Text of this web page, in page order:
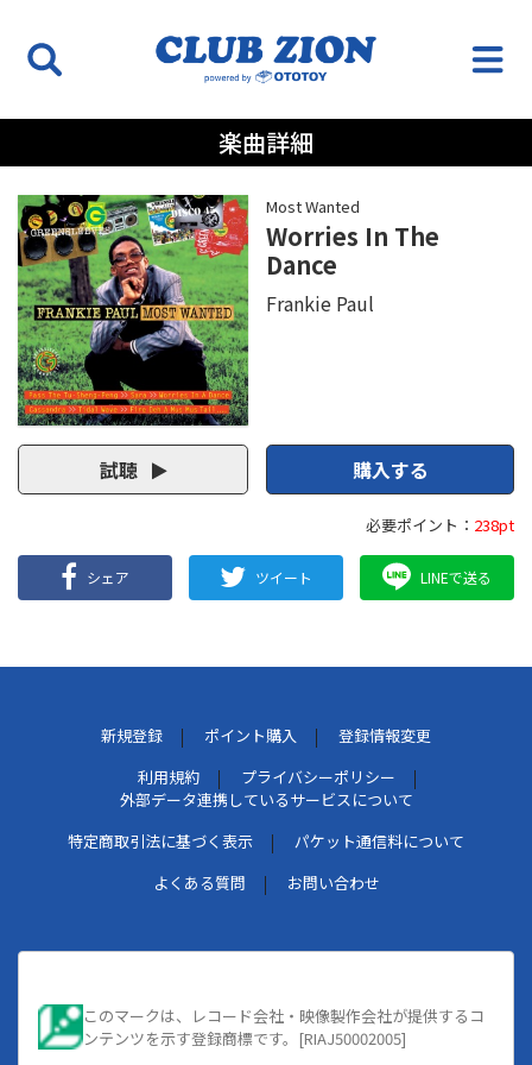
楽曲詳細
Most Wanted
Worries In The
Dance
Frankie Paul
試聴 購入する
必要ポイント： 238pt
シェア ツイート LINEで送る
新規登録 ポイント購入
登録情報変更
利用規約
プライバシーポリシー
外部データ連携しているサービスについて
特定商取引法に基づく表示
パケット通信料について
よくある質問
お問い合わせ
このマークは、レコード会社・映像製作会社が提供するコ
ンテンツを示す登録商標です。[RIAJ50002005]